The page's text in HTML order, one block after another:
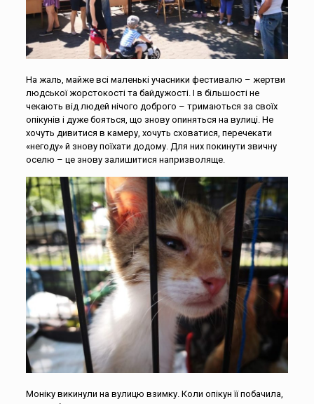
На жаль, майже всі маленькі учасники фестивалю – жертви
людської жорстокості та байдужості. І в більшості не
чекають від людей нічого доброго – тримаються за своїх
опікунів і дуже бояться, що знову опиняться на вулиці. Не
хочуть дивитися в камеру, хочуть сховатися, перечекати
«негоду» й знову поїхати додому. Для них покинути звичну
оселю – це знову залишитися напризволяще.
Моніку викинули на вулицю взимку. Коли опікун її побачила,